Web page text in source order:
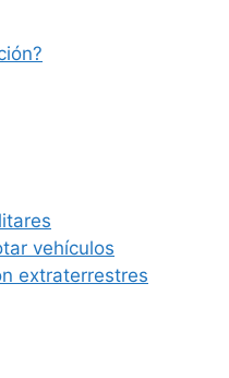
vehículos
extraterrestres